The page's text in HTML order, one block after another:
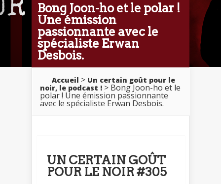
Bong Joon-ho et le polar !
Une émission
passionnante avec le
spécialiste Erwan
Desbois.
Accueil > Un certain goût pour le
noir, le podcast ! > Bong Joon-ho et le
polar ! Une émission passionnante
avec le spécialiste Erwan Desbois.
UN CERTAIN GOÛT
POUR LE NOIR #305